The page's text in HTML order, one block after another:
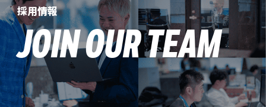
採用情報
JOIN OUR TEAM